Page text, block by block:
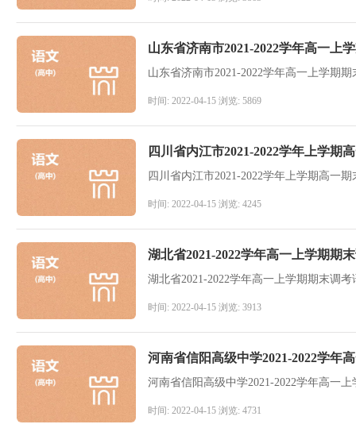
山东省济南市2021-2022学年高一上
山东省济南市2021-2022学年高一上学期
时间: 2022-04-15 浏览: 5869
四川省内江市2021-2022学年上学期
四川省内江市2021-2022学年上学期高一
时间: 2022-04-15 浏览: 4245
湖北省2021-2022学年高一上学期期
湖北省2021-2022学年高一上学期期末调考
时间: 2022-04-15 浏览: 3913
河南省信阳高级中学2021-2022学年
河南省信阳高级中学2021-2022学年高一
时间: 2022-04-15 浏览: 4731